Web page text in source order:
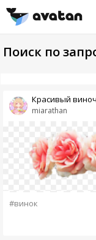
Поиск по
miarathan
Красивый
#винок